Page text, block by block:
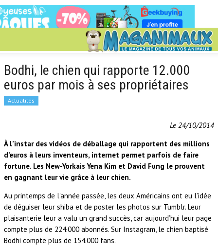
Bodhi, le chien qui rapporte 12.000
euros par mois à ses propriétaires
Actualités
Le 24/10/2014
À l’instar des vidéos de déballage qui rapportent des millions
d’euros à leurs inventeurs, internet permet parfois de faire
fortune. Les New-Yorkais Yena Kim et David Fung le prouvent
en gagnant leur vie grâce à leur chien.
Au printemps de l’année passée, les deux Américains ont eu l’idée
de déguiser leur shiba et de poster les photos sur Tumblr. Leur
plaisanterie leur a valu un grand succès, car aujourd’hui leur page
compte plus de 224.000 abonnés. Sur Instagram, le chien baptisé
Bodhi compte plus de 154.000 fans.